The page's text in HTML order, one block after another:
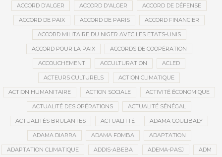
ACCORD D’ALGER ACCORD D'ALGER ACCORD DE DÉFENSE
ACCORD DE PAIX ACCORD DE PARIS ACCORD FINANCIER
ACCORD MILITAIRE DU NIGER AVEC LES ETATS-UNIS
ACCORD POUR LA PAIX ACCORDS DE COOPÉRATION
ACCOUCHEMENT ACCULTURATION ACLED
ACTEURS CULTURELS ACTION CLIMATIQUE
ACTION HUMANITAIRE ACTION SOCIALE ACTIVITÉ ÉCONOMIQUE
ACTUALITÉ DES OPÉRATIONS ACTUALITÉ SÉNÉGAL
ACTUALITÉS BRULANTES ACTUALITTÉ ADAMA COULIBALY
ADAMA DIARRA ADAMA FOMBA ADAPTATION
ADAPTATION CLIMATIQUE ADDIS-ABEBA ADEMA-PASJ ADM